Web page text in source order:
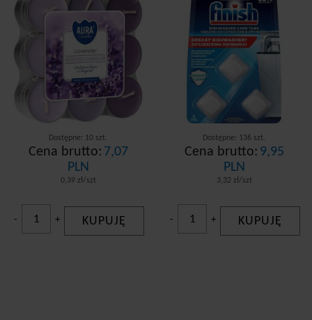
Dostępne: 10 szt.
Cena brutto: 7,07
PLN
0,39 zł/szt
- + KUPUJĘ
Dostępne: 136 szt.
Cena brutto: 9,95
PLN
3,32 zł/szt
- + KUPUJĘ